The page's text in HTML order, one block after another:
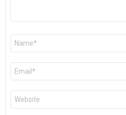
Nom
E-
mail
*
Site
web